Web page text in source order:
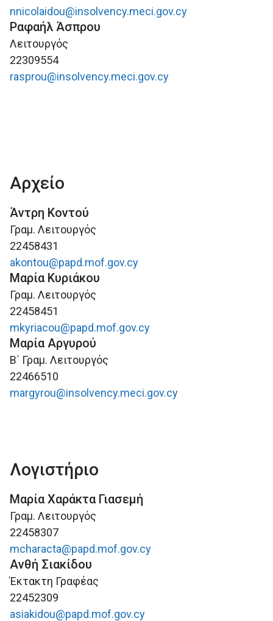
nnicolaidou@insolvency.meci.gov.cy
Ραφαήλ Άσπρου
Λειτουργός
22309554
rasprou@insolvency.meci.gov.cy
Αρχείο
Άντρη Κοντού
Γραμ. Λειτουργός
22458431
akontou@papd.mof.gov.cy
Μαρία Κυριάκου
Γραμ. Λειτουργός
22458451
mkyriacou@papd.mof.gov.cy
Μαρία Αργυρού
Β΄ Γραμ. Λειτουργός
22466510
margyrou@insolvency.meci.gov.cy
Λογιστήριο
Μαρία Χαράκτα Γιασεμή
Γραμ. Λειτουργός
22458307
mcharacta@papd.mof.gov.cy
Ανθή Σιακίδου
Έκτακτη Γραφέας
22452309
asiakidou@papd.mof.gov.cy